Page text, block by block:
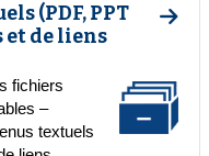
(PDF, PPT
et de liens
Aller
fichiers
–
textuels